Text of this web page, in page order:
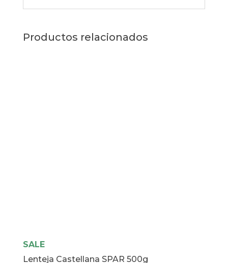
Productos relacionados
SALE
Lenteja Castellana SPAR 500g